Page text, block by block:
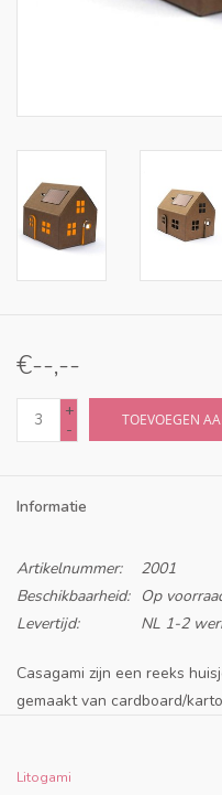
€--,--
+
-
TOEVOEGEN
Informatie
Artikelnummer:
2001
Beschikbaarheid:
Op
Levertijd:
NL 1-2
Casagami zijn een reeks
gemaakt van cardboard/
en eventueel met lijm vast te
Litogami